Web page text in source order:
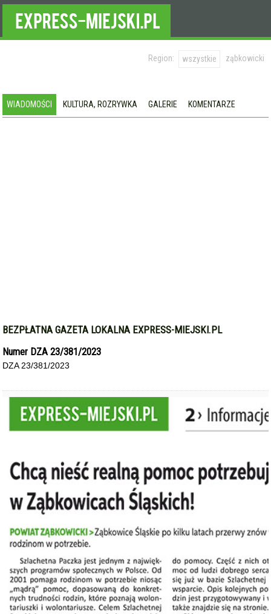
Region: wszystkie ząbkowicki
WIADOMOŚCI KULTURA, ROZRYWKA GALERIE KOMENTARZE
BEZPŁATNA GAZETA LOKALNA EXPRESS-MIEJSKI.PL
Numer DZA 23/381/2023
DZA 23/381/2023